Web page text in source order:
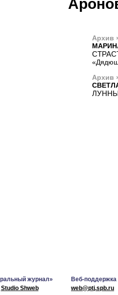
Архив
Архив
журнал»
Studio Shweb
Веб-поддержка
web@ptj.spb.ru